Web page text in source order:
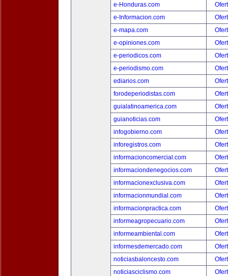
e-Honduras.com
e-Informacion.com
e-mapa.com
e-opiniones.com
e-periodicos.com
e-periodismo.com
ediarios.com
forodeperiodistas.com
guialatinoamerica.com
guianoticias.com
infogobierno.com
inforegistros.com
informacioncomercial.com
informaciondenegocios.com
informacionexclusiva.com
informacionmundial.com
informacionpractica.com
informeagropecuario.com
informeambiental.com
informesdemercado.com
noticiasbaloncesto.com
noticiasciclismo.com